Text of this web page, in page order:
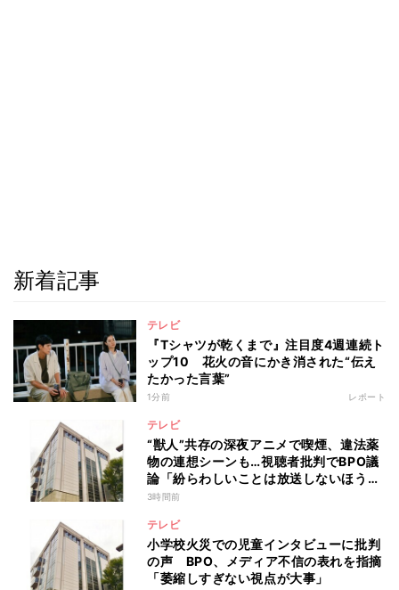
新着記事
テレビ
『Tシャツが乾くまで』注目度4週連続ト
ップ10 花火の音にかき消された“伝え
たかった言葉”
1分前 レポート
テレビ
“獣人”共存の深夜アニメで喫煙、違法薬
物の連想シーンも…視聴者批判でBPO議
論「紛らわしいことは放送しないほう
が」
3時間前
テレビ
小学校火災での児童インタビューに批判
の声 BPO、メディア不信の表れを指摘
「萎縮しすぎない視点が大事」